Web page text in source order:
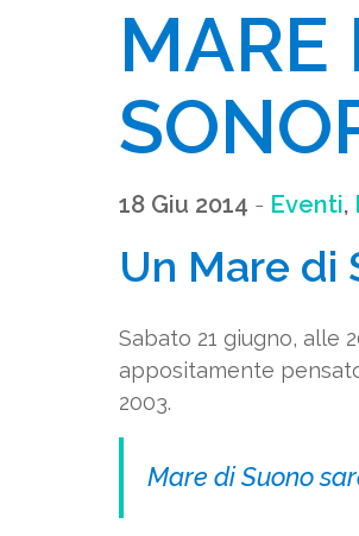
MARE
18 Giu 2014 - Eventi,
Un Mare di
Sabato 21 giugno, alle
appositamente
2003.
Mare di Suono